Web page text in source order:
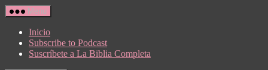
Skip
to
content
Menu
Inicio
Subscribe to Podcast
Suscríbete a La Biblia Completa